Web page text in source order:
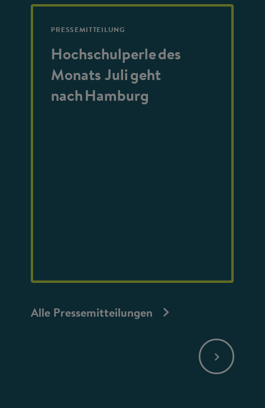
PRESSEMITTEILUNG
Hochschulperle des
Monats Juli geht
nach Hamburg
Alle Pressemitteilungen